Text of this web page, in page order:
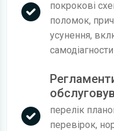
покрокові
поломок,
усунення,
перелік
перевірок,